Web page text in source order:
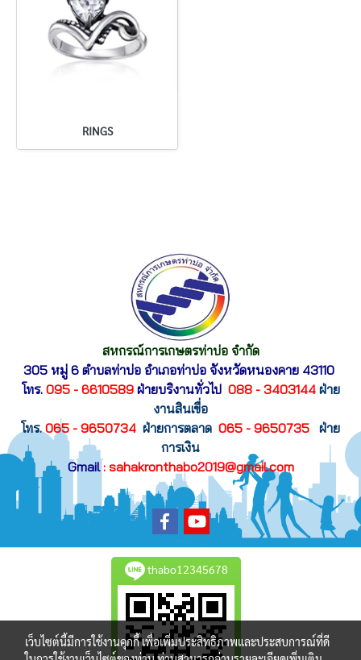
RINGS
สหกรณ์การเกษตรท่าบ่อ จำกัด
305 หมู่ 6 ตำบลท่าบ่อ อำเภอท่าบ่อ จังหวัดหนองคาย 43110
โทร. 095 - 6610589 ฝ่ายบริงานทั่วไป 088 - 3403144 ฝ่าย
งานสินเขื่อ
โทร.065 - 9650734 ฝ่ายการตลาด 065 - 9650735 ฝ่าย
การเงิน
Gmail: sahakronthabo2019@gmail.com
thabo12345678
เว็บไซต์นี้มีการใช้งานคุกกี้ เพื่อเพิ่มประสิทธิภาพและประสบการณ์ที่ดี